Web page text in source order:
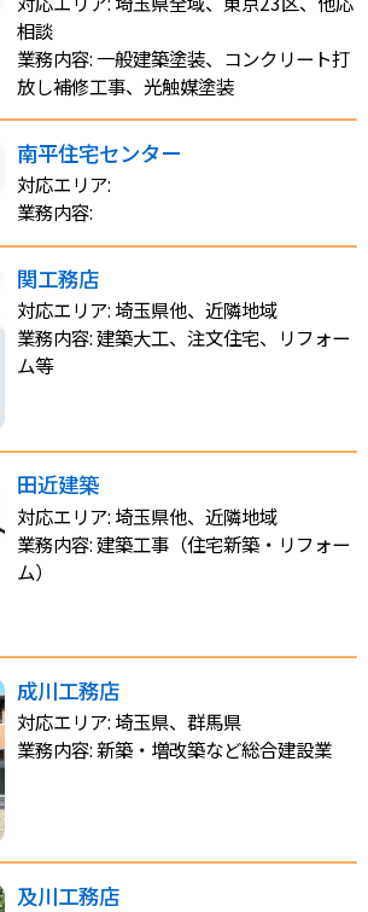
相談
業務内容: 一般建築塗装、コンクリート打
放し補修工事、光触媒塗装
南平住宅センター
対応エリア:
業務内容:
関工務店
対応エリア: 埼玉県他、近隣地域
業務内容: 建築大工、注文住宅、リフォー
ム等
田近建築
対応エリア: 埼玉県他、近隣地域
業務内容: 建築工事（住宅新築・リフォー
ム）
成川工務店
対応エリア: 埼玉県、群馬県
業務内容: 新築・増改築など総合建設業
及川工務店